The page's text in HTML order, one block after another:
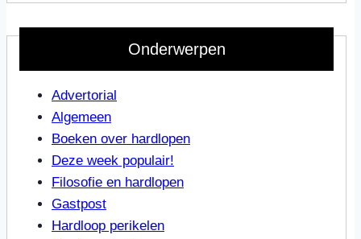
Onderwerpen
Advertorial
Algemeen
Boeken over hardlopen
Deze week populair!
Filosofie en hardlopen
Gastpost
Hardloop perikelen